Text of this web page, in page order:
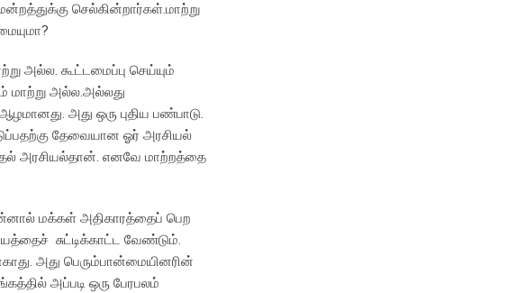
செல்கின்றார்கள்.மாற்று
அல்ல. கூட்டமைப்பு செய்யும்
மாற்று அல்ல.அல்லது
அது ஒரு புதிய பண்பாடு.
தேவையான ஓர் அரசியல்
அரசியல்தான். எனவே மாற்றத்தை
மக்கள் அதிகாரத்தைப் பெற
சுட்டிக்காட்ட வேண்டும்.
அது பெரும்பான்மையினரின்
அப்படி ஒரு பேரபலம்